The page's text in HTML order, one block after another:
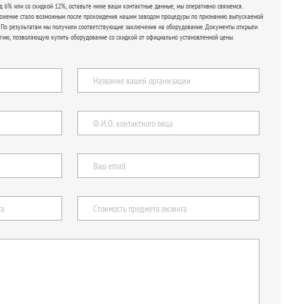
или со скидкой 12%, оставьте ниже ваши контактные данные, мы оперативно свяжемся.
стало возможным после прохождения нашим заводом процедуры по признанию выпускаемой
результатам мы получили соответствующие заключения на оборудование. Документы открыли
позволяющую купить оборудование со скидкой от официально установленной цены.